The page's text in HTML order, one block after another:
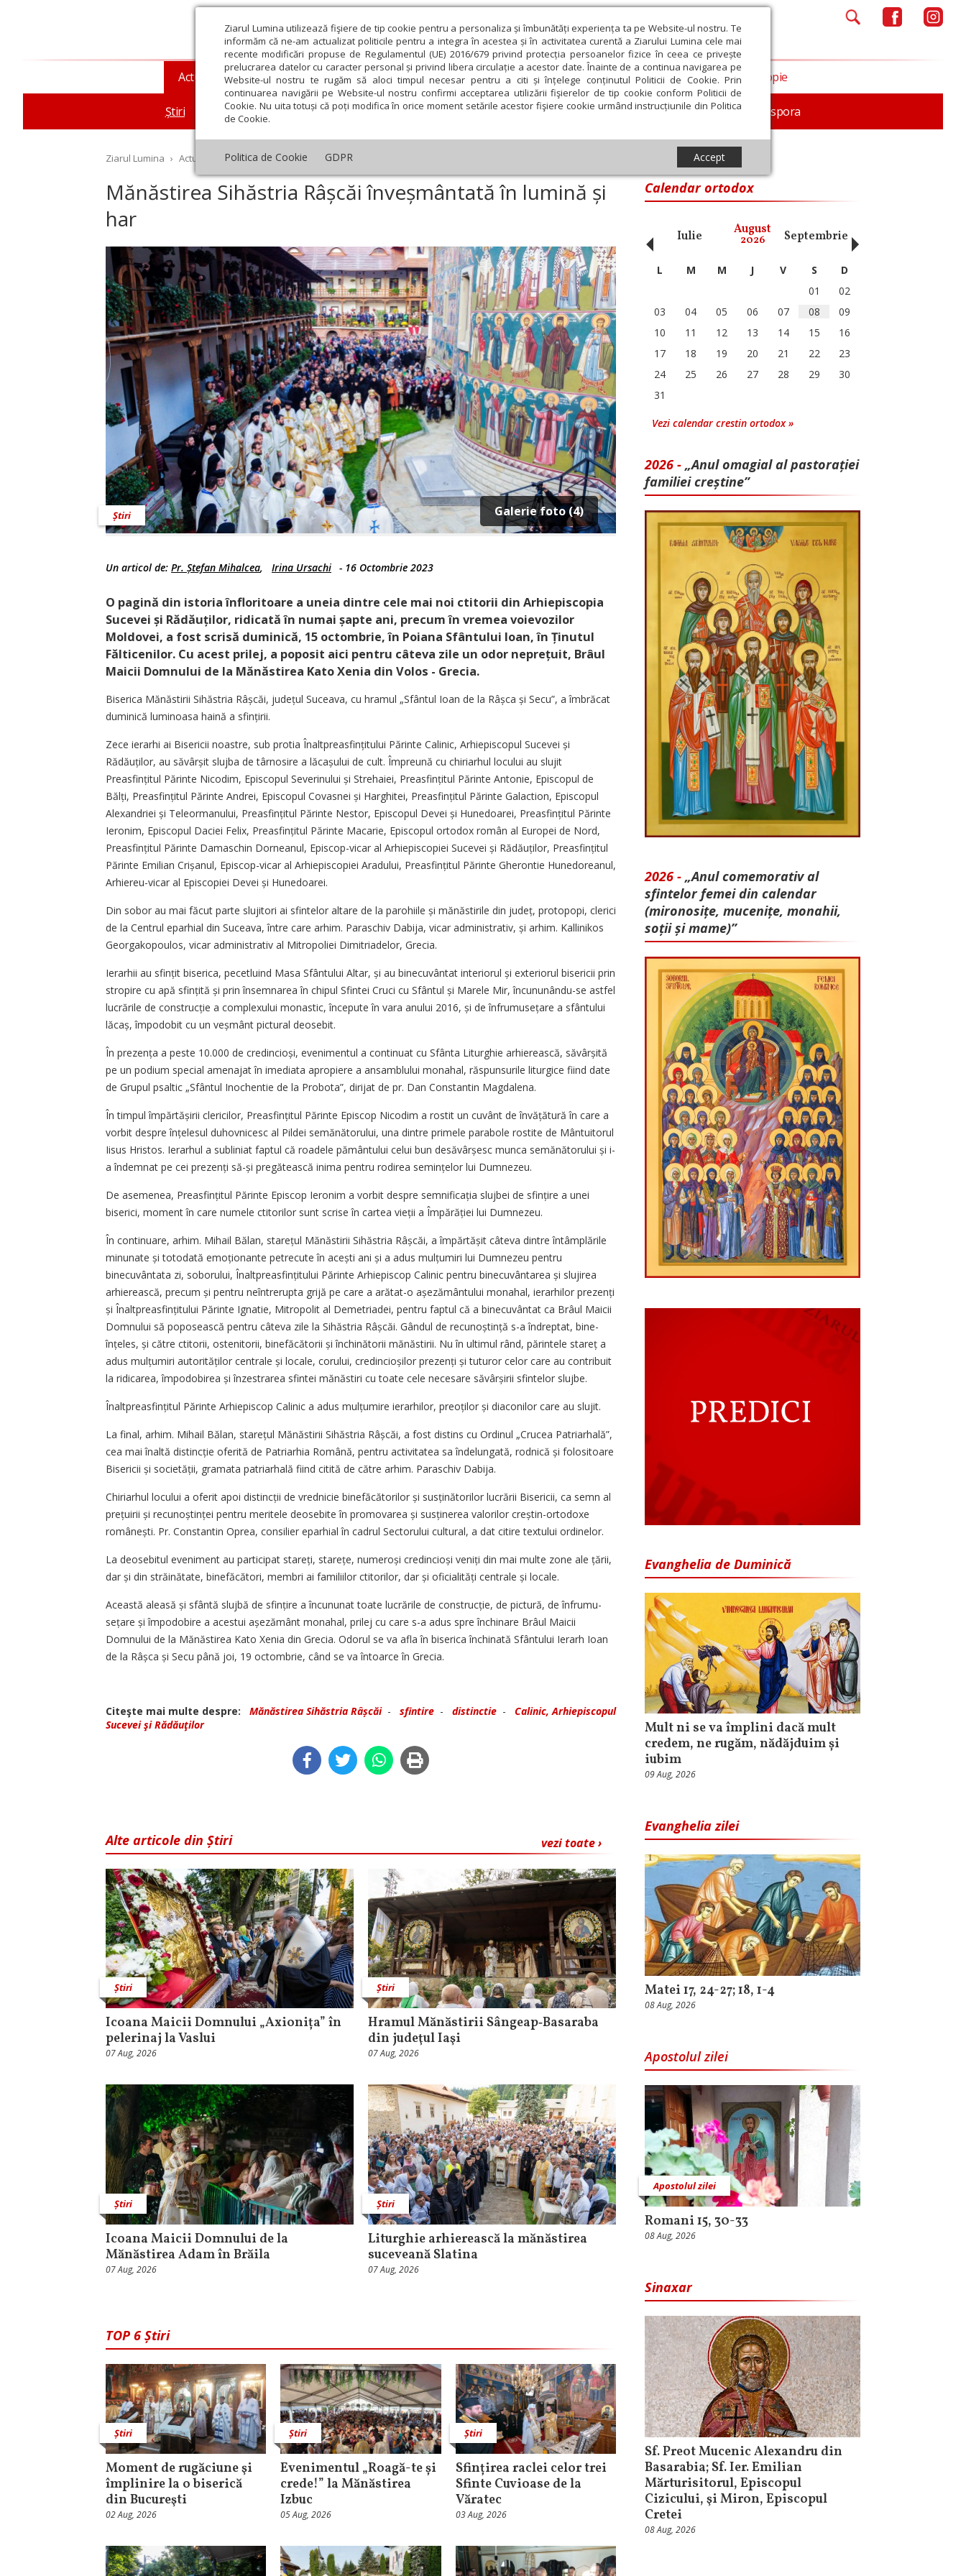
Ziarul Lumina utilizează fişiere de tip cookie pentru a personaliza și îmbunătăți experiența ta pe Website-ul nostru. Te
informăm că ne-am actualizat politicile pentru a integra în acestea și în activitatea curentă a Ziarului Lumina cele mai
recente modificări propuse de Regulamentul (UE) 2016/679 privind protecția persoanelor fizice în ceea ce privește
prelucrarea datelor cu caracter personal și privind libera circulație a acestor date. Înainte de a continua navigarea pe
Website-ul nostru te rugăm să aloci timpul necesar pentru a citi și înțelege conținutul Politicii de Cookie. Prin
continuarea navigării pe Website-ul nostru confirmi acceptarea utilizării fişierelor de tip cookie conform Politicii de
Cookie. Nu uita totuși că poți modifica în orice moment setările acestor fişiere cookie urmând instrucțiunile din Politica
de Cookie.
Politica de Cookie GDPR Accept
Actualitate religioasă
Știri Mesaje și cuvântări An omagial Comunicate de presă Documentar In memoriam Diaspora
Teologie și spiritualitate Educaţie și Cultură Societate Opinii Filantropie
Ziarul Lumina › Actualitate religioasă › Știri › Mănăstirea Sihăstria Râșcăi înveșmântată în lumină și har
Mănăstirea Sihăstria Râșcăi înveșmântată în lumină și
har
Galerie foto (4)
Știri
Un articol de: Pr. Ștefan Mihalcea, Irina Ursachi - 16 Octombrie 2023
O pagină din istoria înfloritoare a uneia dintre cele mai noi ctitorii din Arhiepiscopia
Sucevei și Rădăuților, ridicată în numai șapte ani, precum în vremea voievozilor
Moldovei, a fost scrisă duminică, 15 octombrie, în Poiana Sfântului Ioan, în Ținutul
Fălticenilor. Cu acest prilej, a poposit aici pentru câteva zile un odor neprețuit, Brâul
Maicii Domnului de la Mănăstirea Kato Xenia din Volos - Grecia.
Biserica Mănăstirii Sihăstria Râșcăi, județul Suceava, cu hramul „Sfântul Ioan de la Râșca și Secu”, a îmbrăcat
duminică luminoasa haină a sfințirii.
Zece ierarhi ai Bisericii noastre, sub protia Înaltprea­sfin­țitului Părinte Calinic, Arhiepis­copul Sucevei și
Rădăuților, au săvârșit slujba de târnosire a lăca­șului de cult. Împreună cu chiriarhul locului au slujit
Preasfințitul Părinte Nicodim, Episcopul Severinului și Strehaiei, Preasfințitul Părinte Antonie, Episcopul de
Bălți, Prea­sfințitul Părinte Andrei, Episcopul Covasnei și Harghitei, Prea­sfințitul Părinte Galaction, Episcopul
Alexandriei și Teleormanului, Prea­sfințitul Părinte Nestor, Episcopul Devei și Hunedoarei, Preasfințitul Părinte
Ieronim, Episcopul Daciei Felix, Prea­sfințitul Părinte Macarie, Episcopul ortodox român al Europei de Nord,
Prea­sfințitul Părinte Damaschin Dorneanul, Episcop-vicar al Arhiepiscopiei Sucevei și Rădă­uților, Prea­sfințitul
Părinte Emilian Crișanul, Episcop-vicar al Arhi­episcopiei Aradului, Prea­sfințitul Părinte Gherontie Hunedoreanul,
Arhiereu-vicar al Episcopiei Devei și Hunedoarei.
Din sobor au mai făcut parte slujitori ai sfintelor altare de la parohiile și mănăstirile din județ, protopopi, clerici
de la Centrul eparhial din Suceava, între care arhim. Paraschiv Dabija, vicar administrativ, și arhim. Kallinikos
Georgakopoulos, vicar administrativ al Mitropoliei Dimitriadelor, Grecia.
Ierarhii au sfințit biserica, pecetluind Masa Sfântului Altar, și au binecuvântat interiorul și exteriorul bisericii prin
stropire cu apă sfințită și prin însemnarea în chipul Sfintei Cruci cu Sfântul și Marele Mir, încununându-se astfel
lucrările de construcție a complexului monastic, începute în vara anului 2016, și de înfrumu­sețare a sfântului
lăcaș, împodobit cu un veșmânt pictural deosebit.
În prezența a peste 10.000 de credincioși, evenimentul a continuat cu Sfânta Liturghie arhi­erească, săvârșită
pe un podium special amenajat în imediata apropiere a ansamblului monahal, răspunsurile liturgice fiind date
de Grupul psaltic „Sfântul Inochentie de la Probota”, dirijat de pr. Dan Constantin Magdalena.
În timpul împărtășirii clericilor, Preasfințitul Părinte Episcop Nicodim a rostit un cuvânt de învă­țătură în care a
vorbit despre în­țelesul duhovnicesc al Pildei semănătorului, una dintre primele parabole rostite de Mântuitorul
Iisus Hristos. Ierarhul a subliniat faptul că roadele pământului celui bun desăvârșesc munca semănătorului și i-
a îndemnat pe cei prezenți să-și pregătească inima pentru rodirea semințelor lui Dumnezeu.
De asemenea, Preasfințitul Părinte Episcop Ieronim a vorbit despre semnificația slujbei de sfințire a unei
biserici, moment în care numele ctitorilor sunt scrise în cartea vieții a Împărăției lui Dumnezeu.
În continuare, arhim. Mihail Bălan, starețul Mănăstirii Sihăstria Râșcăi, a împărtășit câteva dintre în­tâmplările
minunate și totodată emoționante petrecute în acești ani și a adus mulțumiri lui Dumnezeu pentru
binecuvântata zi, soborului, Înaltpreasfințitului Părinte Arhiepiscop Calinic pentru binecuvântarea și slujirea
arhi­erească, precum și pentru neîntrerupta grijă pe care a arătat-o așezământului monahal, ierarhilor prezenți
și Înaltpreasfințitului Părinte Ignatie, Mitropolit al Demetriadei, pentru faptul că a binecuvântat ca Brâul Maicii
Domnului să poposească pentru câteva zile la Sihăstria Râșcăi. Gândul de recu­noș­tință s-a îndreptat, bine­
înțeles, și către ctitorii, ostenitorii, binefăcătorii și închinătorii mănăstirii. Nu în ultimul rând, părintele stareț a
adus mulțumiri auto­rităților centrale și locale, corului, credincioșilor prezenți și tuturor celor care au contribuit
la ridicarea, împodobirea și înzestrarea sfintei mănăstiri cu toate cele necesare săvârșirii sfintelor slujbe.
Înaltpreasfințitul Părinte Arhi­episcop Calinic a adus mulțumire ierarhilor, preoților și diaconilor care au slujit.
La final, arhim. Mihail Bălan, starețul Mănăstirii Sihăstria Râș­căi, a fost distins cu Ordinul „Crucea Patriarhală”,
cea mai înaltă dis­tincție oferită de Patriarhia Română, pentru activitatea sa îndelungată, rodnică și folositoare
Bisericii și societății, gramata patriarhală fiind citită de către arhim. Paraschiv Dabija.
Chiriarhul locului a oferit apoi distincții de vrednicie binefăcătorilor și susținătorilor lucrării Bisericii, ca semn al
prețuirii și recunoștinței pentru meritele deosebite în promovarea și susținerea valorilor creștin-ortodoxe
românești. Pr. Constantin Oprea, consilier eparhial în cadrul Sectorului cultural, a dat citire textului ordinelor.
La deosebitul eveniment au participat stareți, starețe, numeroși credincioși veniți din mai multe zone ale țării,
dar și din străinătate, binefăcători, membri ai familiilor ctitorilor, dar și oficialități centrale și locale.
Această aleasă și sfântă slujbă de sfințire a încununat toate lucrările de construcție, de pictură, de înfru­mu­
sețare și împodobire a acestui așezământ monahal, prilej cu care s-a adus spre închinare Brâul Maicii
Domnului de la Mănăstirea Kato Xenia din Grecia. Odorul se va afla în biserica închinată Sfântului Ierarh Ioan
de la Râșca și Secu până joi, 19 octombrie, când se va întoarce în Grecia.
Citeşte mai multe despre: Mănăstirea Sihăstria Râșcăi- sfintire - distinctie - Calinic, Arhiepiscopul
Sucevei şi Rădăuţilor
vezi toate ›
Alte articole din Știri
Știri
Icoana Maicii Domnului „Axionița” în
pelerinaj la Vaslui
07 Aug, 2026
Știri
Hramul Mănăstirii Sângeap‑Basaraba
din judeţul Iaşi
07 Aug, 2026
Știri
Icoana Maicii Domnului de la
Mănăstirea Adam în Brăila
07 Aug, 2026
Știri
Liturghie arhierească la mănăstirea
suceveană Slatina
07 Aug, 2026
TOP 6 Știri
Știri
Moment de rugăciune şi
împlinire la o biserică
din Bucureşti
02 Aug, 2026
Știri
Evenimentul „Roagă-te și
crede!” la Mănăstirea
Izbuc
05 Aug, 2026
Știri
Sfințirea raclei celor trei
Sfinte Cuvioase de la
Văratec
03 Aug, 2026
Calendar ortodox
Iulie August
2026 Septembrie Octombrie
‹ L M M J V S
D
01
02
03
04 05 06 07 08
09
10
11 12 13 14 15
16
17
18 19 20 21 22
23
24
25 26 27 28 29
30
31
Vezi calendar crestin ortodox »
2026 - „Anul omagial al pastorației
familiei creștine”
2026 - „Anul comemorativ al
sfintelor femei din calendar
(mironosițe, mu­cenițe, monahii,
soții și mame)”
Evanghelia de Duminică
Mult ni se va împlini dacă mult
credem, ne rugăm, nădăjduim și
iubim
09 Aug, 2026
Evanghelia zilei
Matei 17, 24-27; 18, 1-4
08 Aug, 2026
Apostolul zilei
Apostolul zilei
Romani 15, 30-33
08 Aug, 2026
Sinaxar
Sf. Preot Mucenic Alexandru din
Basarabia; Sf. Ier. Emilian
Mărturisitorul, Episcopul
Cizicului, şi Miron, Episcopul
Cretei
08 Aug, 2026